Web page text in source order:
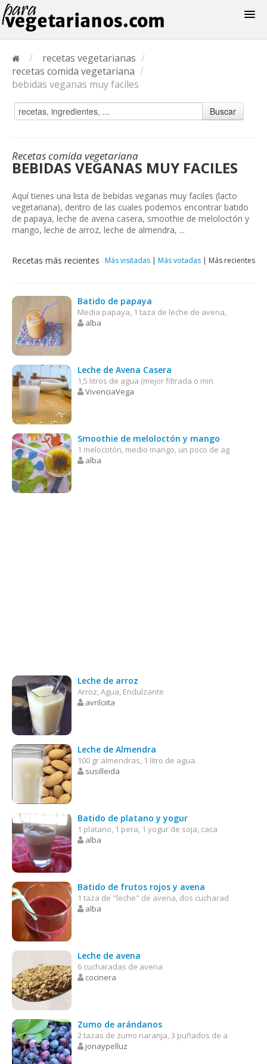
/ recetas vegetarianas /
recetas comida vegetariana /
bebidas veganas muy faciles
Buscar
Recetas comida vegetariana
BEBIDAS VEGANAS MUY FACILES
Aquí tienes una lista de bebidas veganas muy faciles (lacto
vegetariana), dentro de las cuales podemos encontrar batido
de papaya, leche de avena casera, smoothie de meloloctón y
mango, leche de arroz, leche de almendra, ...
Recetas más recientes Más visitadas | Más votadas | Más recientes
Batido de papaya
Media papaya, 1 taza de leche de avena,
alba
Leche de Avena Casera
1,5 litros de agua (mejor filtrada o min
VivenciaVega
Smoothie de meloloctón y mango
1 melocotón, medio mango, un poco de ag
alba
Leche de arroz
Arroz, Agua, Endulzante
avrilciita
Leche de Almendra
100 gr almendras, 1 litro de agua.
susilleida
Batido de platano y yogur
1 platano, 1 pera, 1 yogur de soja, caca
alba
Batido de frutos rojos y avena
1 taza de "leche" de avena, dos cucharad
alba
Leche de avena
6 cucharadas de avena
cocinera
Zumo de arándanos
2 tazas de zumo naranja, 3 puñados de a
jonaypelluz